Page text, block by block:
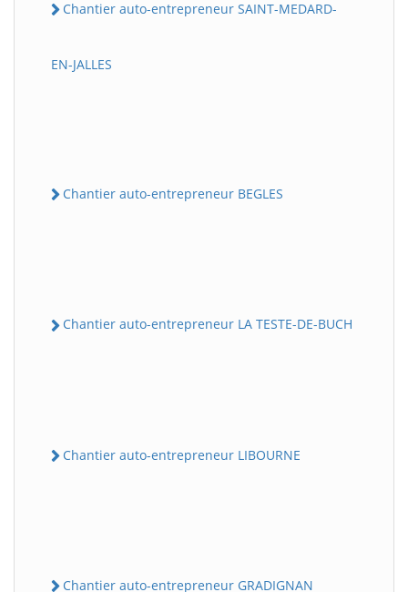
Chantier auto-entrepreneur SAINT-MEDARD-
EN-JALLES
Chantier auto-entrepreneur BEGLES
Chantier auto-entrepreneur LA TESTE-DE-BUCH
Chantier auto-entrepreneur LIBOURNE
Chantier auto-entrepreneur GRADIGNAN